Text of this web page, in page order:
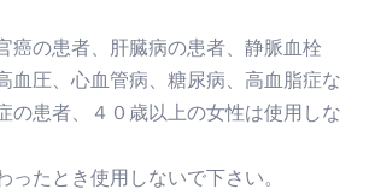
癌の患者、肝臓病の患者、静脈血栓
血圧、心血管病、糖尿病、高血脂症な
患者、４０歳以上の女性は使用しな
ったとき使用しないで下さい。